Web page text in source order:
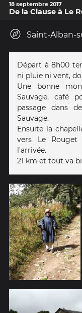
18 septembre 2017
De la Clause à Le
Saint-Alban-
Départ à 8h00
ni pluie ni vent,
Une bonne
Sauvage, café
passage dans
Sauvage.
Ensuite la
vers Le
l'arrivée.
21 km et tout va